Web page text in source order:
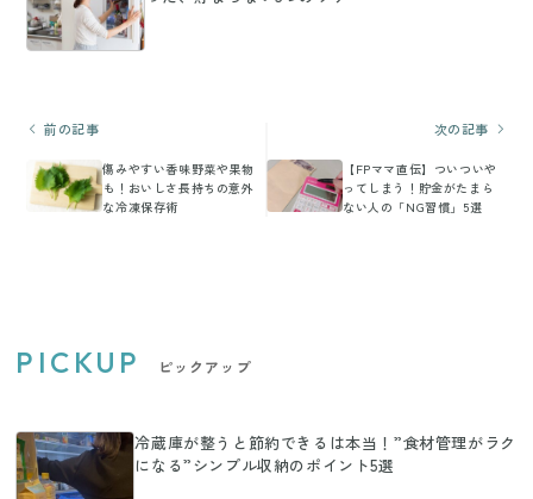
前の記事
傷みやすい香味野菜や果物
も！おいしさ長持ちの意外
な冷凍保存術
次の記事
【FPママ直伝】ついついや
ってしまう！貯金がたまら
ない人の「NG習慣」5選
PICKUP ピックアップ
冷蔵庫が整うと節約できるは本当！”食材管理がラク
になる”シンプル収納のポイント5選